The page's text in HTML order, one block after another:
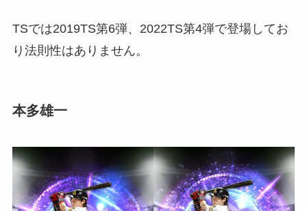
TSでは2019TS第6弾、2022TS第4弾で登場してお
り法則性はありません。
本多雄一